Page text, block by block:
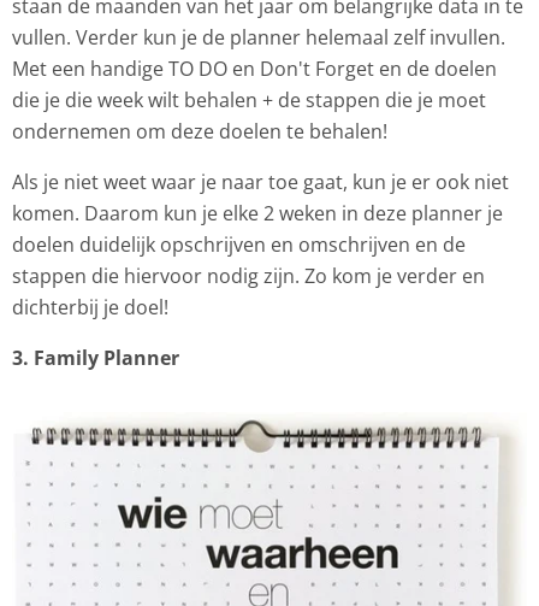
staan de maanden van het jaar om belangrijke data in te
vullen. Verder kun je de planner helemaal zelf invullen.
Met een handige TO DO en Don't Forget en de doelen
die je die week wilt behalen + de stappen die je moet
ondernemen om deze doelen te behalen!
Als je niet weet waar je naar toe gaat, kun je er ook niet
komen. Daarom kun je elke 2 weken in deze planner je
doelen duidelijk opschrijven en omschrijven en de
stappen die hiervoor nodig zijn. Zo kom je verder en
dichterbij je doel!
3. Family Planner